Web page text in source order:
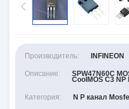
Производитель: INFINEON
Описание: SPW47N60C
CoolMOS C3
Категория: N P канал